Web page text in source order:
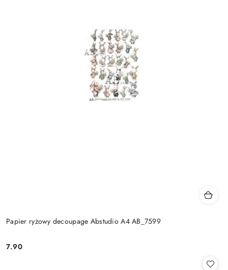
Papier ryżowy decoupage Abstudio A4 AB_7599
Cena:
7.90